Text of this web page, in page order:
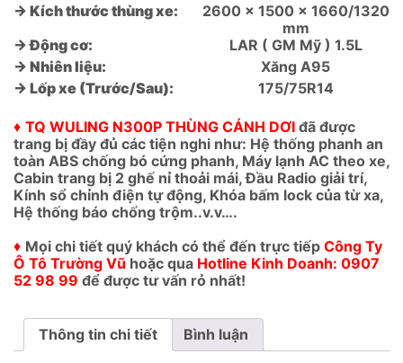
→ Kích thước thùng xe:
2600 x 1500 x 1660/1320
mm
→ Động cơ:
LAR ( GM Mỹ ) 1.5L
→ Nhiên liệu:
Xăng A95
→ Lốp xe (Trước/Sau):
175/75R14
♦ TQ WULING N300P THÙNG CÁNH DƠI đã được
trang bị đầy đủ các tiện nghi như: Hệ thống phanh an
toàn ABS chống bó cứng phanh, Máy lạnh AC theo xe,
Cabin trang bị 2 ghế nỉ thoải mái, Đầu Radio giải trí,
Kính sổ chỉnh điện tự động, Khóa bấm lock của từ xa,
Hệ thống báo chống trộm..v.v….
♦ Mọi chi tiết quý khách có thể đến trực tiếp Công Ty
Ô Tô Trường Vũ hoặc qua Hotline Kinh Doanh: 0907
52 98 99 để được tư vấn rỏ nhất!
Thông tin chi tiết Bình luận